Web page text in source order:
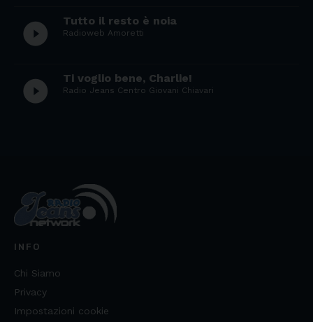
play_circle_filled Tutto il resto è noia
Radioweb Amoretti
play_circle_filled Ti voglio bene, Charlie!
Radio Jeans Centro Giovani Chiavari
INFO
Chi Siamo
Privacy
Impostazioni cookie